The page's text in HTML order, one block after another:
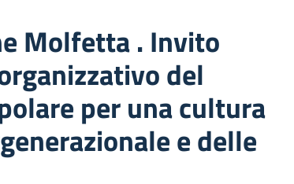
Molfetta . Invito
del
per una cultura
e delle